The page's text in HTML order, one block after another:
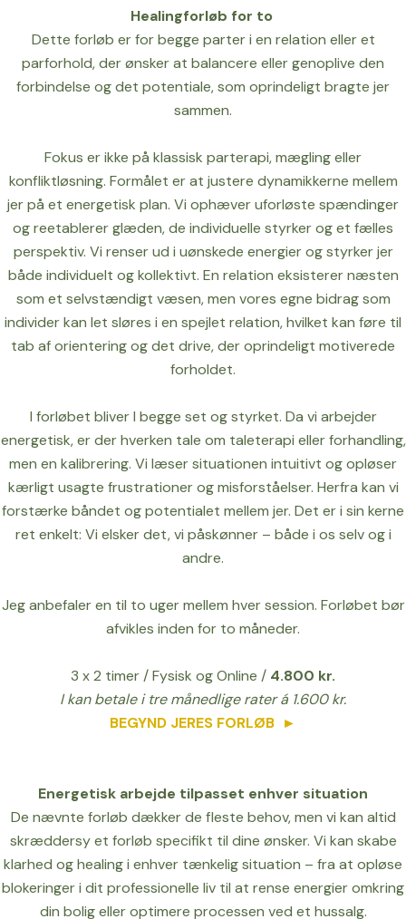
Healingforløb for to
Dette forløb er for begge parter i en relation eller et
parforhold, der ønsker at balancere eller genoplive den
forbindelse og det potentiale, som oprindeligt bragte jer
sammen.
Fokus er ikke på klassisk parterapi, mægling eller
konfliktløsning. Formålet er at justere dynamikkerne mellem
jer på et energetisk plan. Vi ophæver uforløste spændinger
og reetablerer glæden, de individuelle styrker og et fælles
perspektiv. Vi renser ud i uønskede energier og styrker jer
både individuelt og kollektivt. En relation eksisterer næsten
som et selvstændigt væsen, men vores egne bidrag som
individer kan let sløres i en spejlet relation, hvilket kan føre til
tab af orientering og det drive, der oprindeligt motiverede
forholdet.
I forløbet bliver I begge set og styrket. Da vi arbejder
energetisk, er der hverken tale om taleterapi eller forhandling,
men en kalibrering. Vi læser situationen intuitivt og opløser
kærligt usagte frustrationer og misforståelser. Herfra kan vi
forstærke båndet og potentialet mellem jer. Det er i sin kerne
ret enkelt: Vi elsker det, vi påskønner – både i os selv og i
andre.
Jeg anbefaler en til to uger mellem hver session. Forløbet bør
afvikles inden for to måneder.
3 x 2 timer / Fysisk og Online / 4.800 kr.
I kan betale i tre månedlige rater á 1.600 kr.
BEGYND JERES FORLØB ►
Energetisk arbejde tilpasset enhver situation
De nævnte forløb dækker de fleste behov, men vi kan altid
skræddersy et forløb specifikt til dine ønsker. Vi kan skabe
klarhed og healing i enhver tænkelig situation – fra at opløse
blokeringer i dit professionelle liv til at rense energier omkring
din bolig eller optimere processen ved et hussalg.